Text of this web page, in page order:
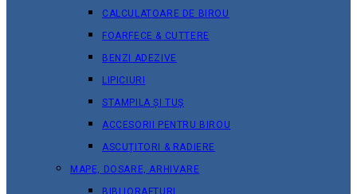
CALCULATOARE DE BIROU
FOARFECE & CUTTERE
BENZI ADEZIVE
LIPICIURI
STAMPILA ȘI TUȘ
ACCESORII PENTRU BIROU
ASCUȚITORI & RADIERE
MAPE, DOSARE, ARHIVARE
BIBLIORAFTURI